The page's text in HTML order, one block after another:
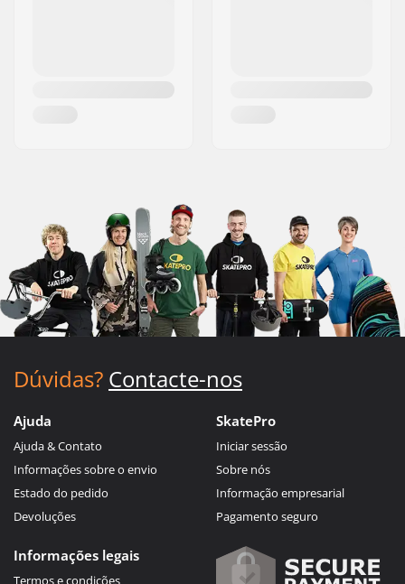
Dúvidas? Contacte-nos
Ajuda
Ajuda & Contato
Informações sobre o envio
Estado do pedido
Devoluções
SkatePro
Iniciar sessão
Sobre nós
Informação empresarial
Pagamento seguro
Informações legais
Termos e condições